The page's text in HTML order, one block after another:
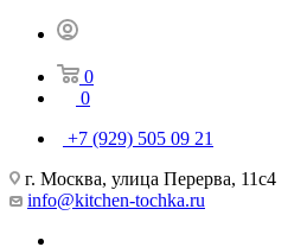
0
0
+7 (929) 505 09 21
г. Москва, улица Перерва, 11с4
info@kitchen-tochka.ru